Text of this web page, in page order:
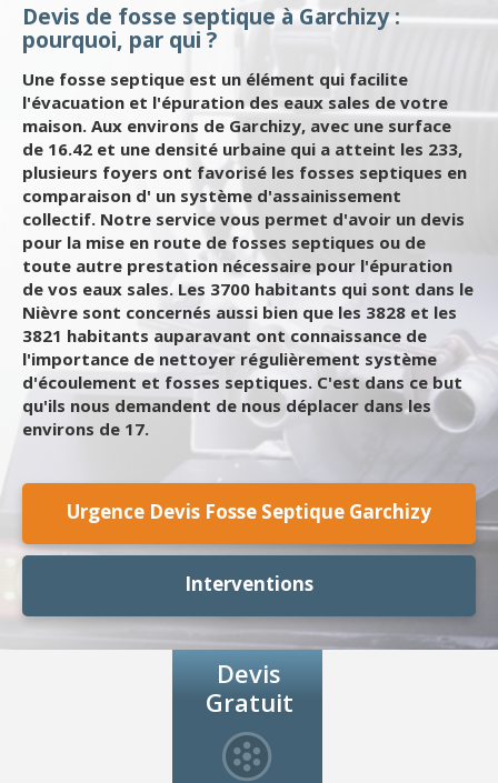
Devis de fosse septique à Garchizy :
pourquoi, par qui ?
Une fosse septique est un élément qui facilite
l'évacuation et l'épuration des eaux sales de votre
maison. Aux environs de Garchizy, avec une surface
de 16.42 et une densité urbaine qui a atteint les 233,
plusieurs foyers ont favorisé les fosses septiques en
comparaison d' un système d'assainissement
collectif. Notre service vous permet d'avoir un devis
pour la mise en route de fosses septiques ou de
toute autre prestation nécessaire pour l'épuration
de vos eaux sales. Les 3700 habitants qui sont dans le
Nièvre sont concernés aussi bien que les 3828 et les
3821 habitants auparavant ont connaissance de
l'importance de nettoyer régulièrement système
d'écoulement et fosses septiques. C'est dans ce but
qu'ils nous demandent de nous déplacer dans les
environs de 17.
Urgence Devis Fosse Septique Garchizy
Interventions
Devis
Gratuit